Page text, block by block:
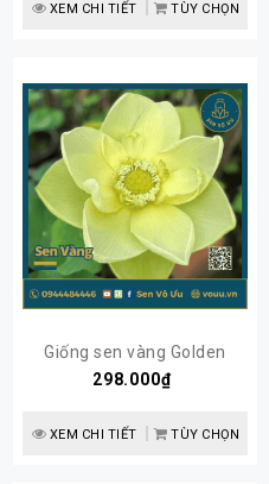
XEM CHI TIẾT TÙY CHỌN
Giống sen vàng Golden
Moonight | Sen Vô Ưu
298.000₫
XEM CHI TIẾT TÙY CHỌN